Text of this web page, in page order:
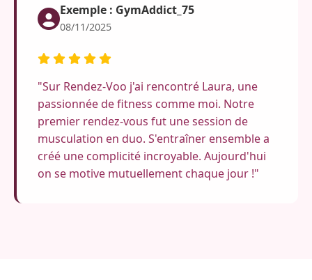
Exemple : GymAddict_75
08/11/2025
"Sur Rendez-Voo j'ai rencontré Laura, une
passionnée de fitness comme moi. Notre
premier rendez-vous fut une session de
musculation en duo. S'entraîner ensemble a
créé une complicité incroyable. Aujourd'hui
on se motive mutuellement chaque jour !"